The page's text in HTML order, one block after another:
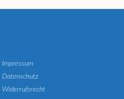
Impressum
Datenschutz
Widerrufsrecht